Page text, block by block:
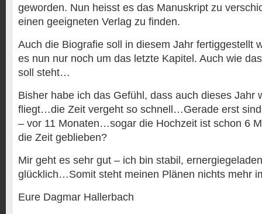
geworden. Nun heisst es das Manuskript zu
einen geeigneten Verlag zu finden.
Auch die Biografie soll in diesem Jahr fertiggestellt
es nun nur noch um das letzte Kapitel. Auch wie
soll steht…
Bisher habe ich das Gefühl, dass auch dieses Jahr
fliegt…die Zeit vergeht so schnell…Gerade erst
– vor 11 Monaten…sogar die Hochzeit ist schon 6
die Zeit geblieben?
Mir geht es sehr gut – ich bin stabil,
glücklich…Somit steht meinen Plänen nichts mehr
Eure Dagmar Hallerbach